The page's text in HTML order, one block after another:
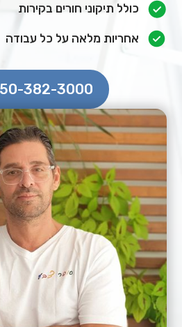
‍כולל תיקוני חורים בקירות
אחריות מלאה על כל עבודה
382-3000